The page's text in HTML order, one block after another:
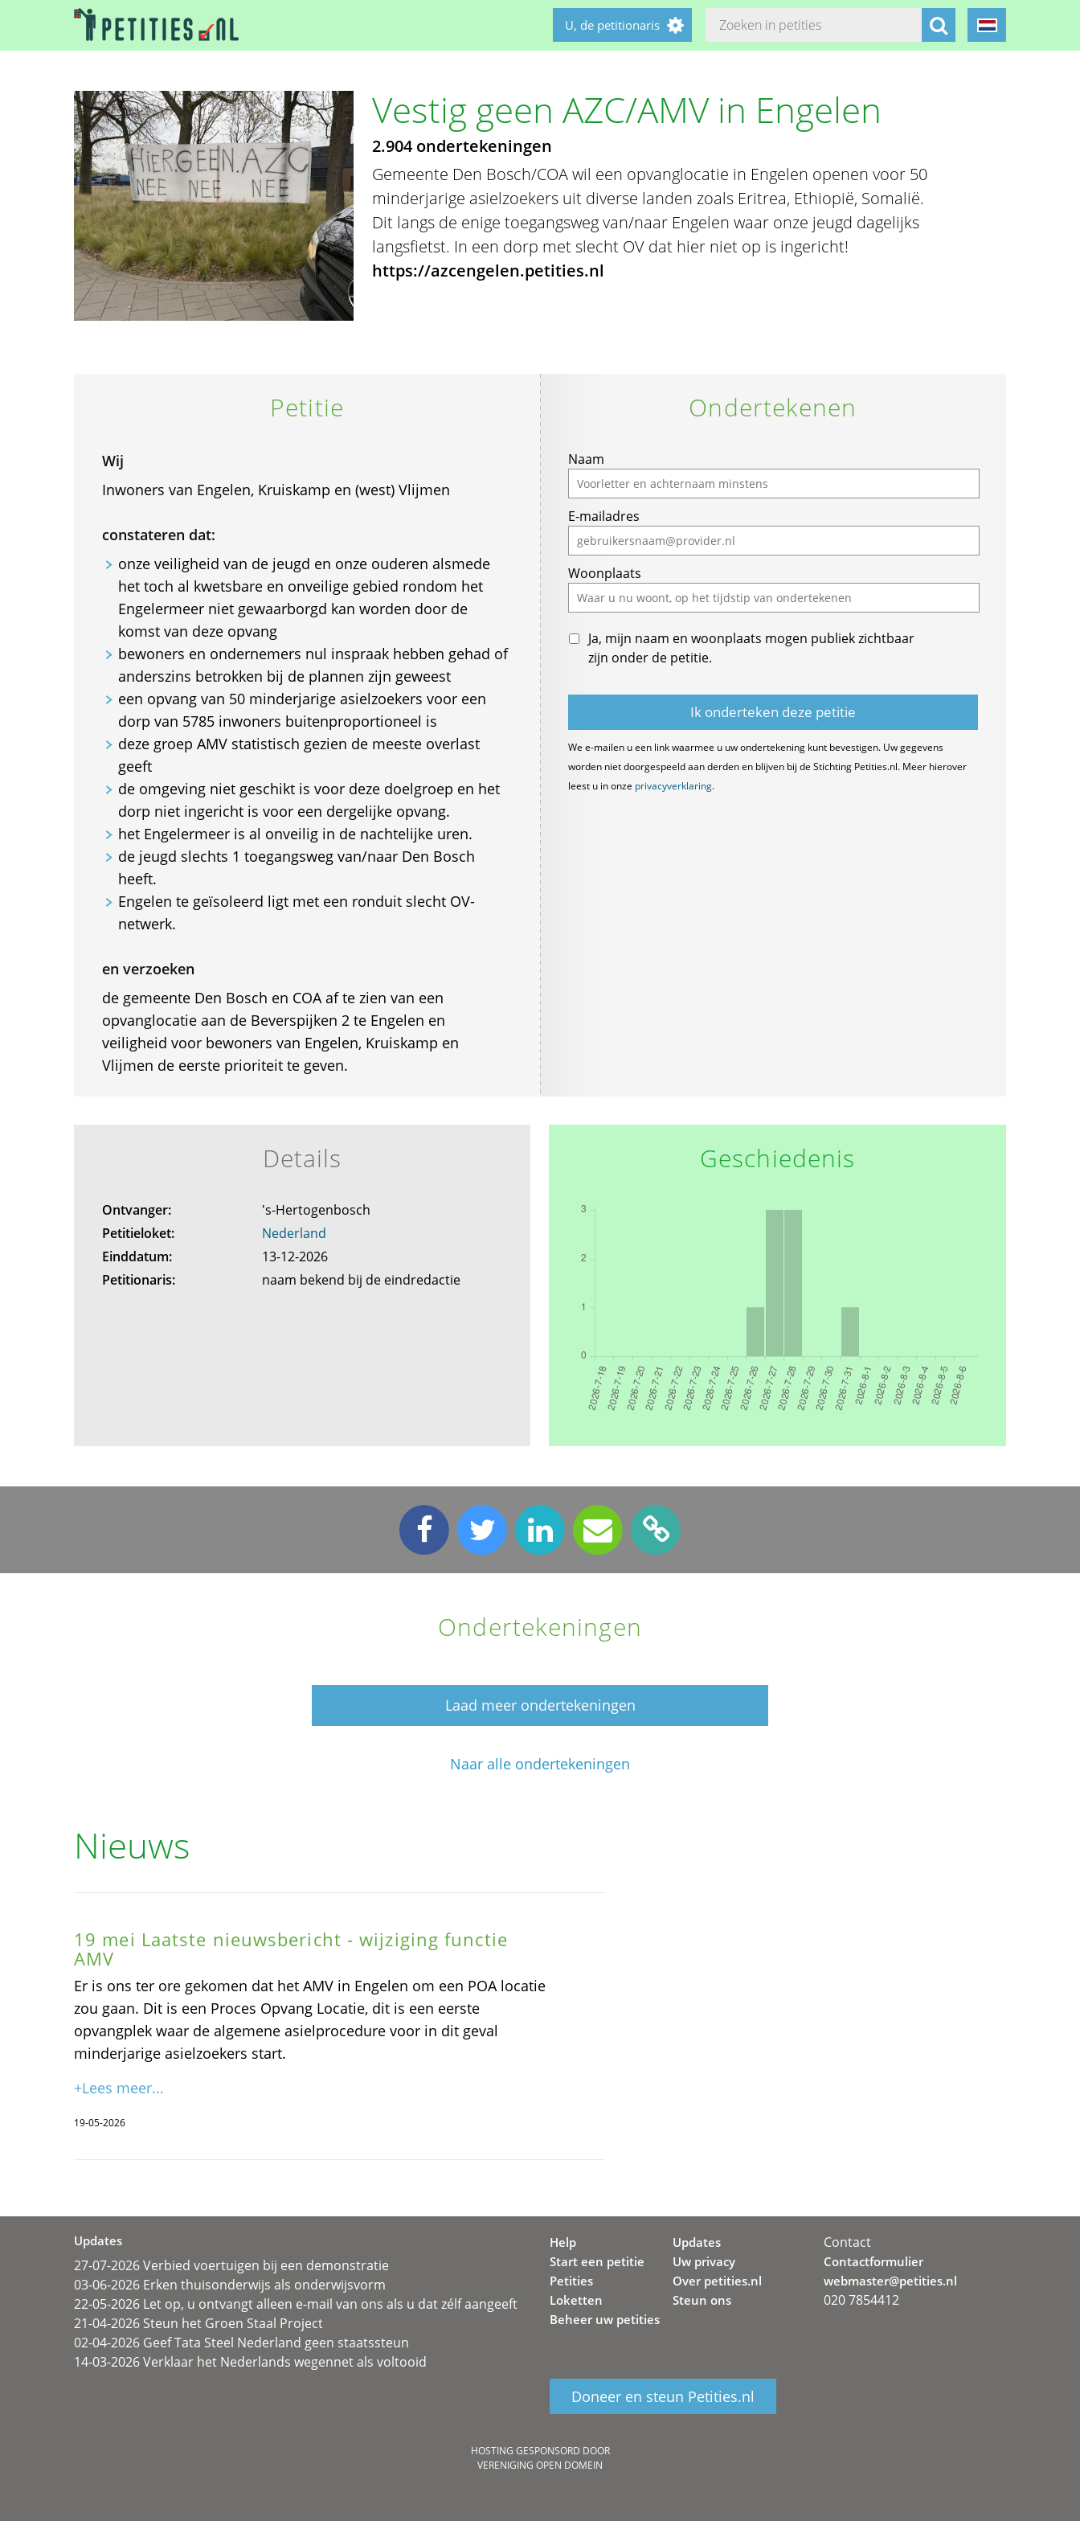
U, de petitionaris
Vestig geen AZC/AMV in Engelen
2.904 ondertekeningen
Gemeente Den Bosch/COA wil een opvanglocatie in Engelen openen voor 50
minderjarige asielzoekers uit diverse landen zoals Eritrea, Ethiopië, Somalië.
Dit langs de enige toegangsweg van/naar Engelen waar onze jeugd dagelijks
langsfietst. In een dorp met slecht OV dat hier niet op is ingericht!
https://azcengelen.petities.nl
Petitie
Wij
Inwoners van Engelen, Kruiskamp en (west) Vlijmen
constateren dat:
onze veiligheid van de jeugd en onze ouderen alsmede
het toch al kwetsbare en onveilige gebied rondom het
Engelermeer niet gewaarborgd kan worden door de
komst van deze opvang
bewoners en ondernemers nul inspraak hebben gehad of
anderszins betrokken bij de plannen zijn geweest
een opvang van 50 minderjarige asielzoekers voor een
dorp van 5785 inwoners buitenproportioneel is
deze groep AMV statistisch gezien de meeste overlast
geeft
de omgeving niet geschikt is voor deze doelgroep en het
dorp niet ingericht is voor een dergelijke opvang.
het Engelermeer is al onveilig in de nachtelijke uren.
de jeugd slechts 1 toegangsweg van/naar Den Bosch
heeft.
Engelen te geïsoleerd ligt met een ronduit slecht OV-
netwerk.
en verzoeken
de gemeente Den Bosch en COA af te zien van een
opvanglocatie aan de Beverspijken 2 te Engelen en
veiligheid voor bewoners van Engelen, Kruiskamp en
Vlijmen de eerste prioriteit te geven.
Ondertekenen
If
you
are
a
human,
ignore
this
field
Naam
E-mailadres
Woonplaats
Ja, mijn naam en woonplaats mogen publiek zichtbaar
zijn onder de petitie.
We e-mailen u een link waarmee u uw ondertekening kunt bevestigen. Uw gegevens
worden niet doorgespeeld aan derden en blijven bij de Stichting Petities.nl. Meer hierover
leest u in onze privacyverklaring.
Details
Ontvanger:
's-Hertogenbosch
Petitieloket:
Nederland
Einddatum:
13-12-2026
Petitionaris:
naam bekend bij de eindredactie
Geschiedenis
Ondertekeningen
Laad meer ondertekeningen
Naar alle ondertekeningen
Nieuws
19 mei Laatste nieuwsbericht - wijziging functie
AMV
Er is ons ter ore gekomen dat het AMV in Engelen om een POA locatie
zou gaan. Dit is een Proces Opvang Locatie, dit is een eerste
opvangplek waar de algemene asielprocedure voor in dit geval
minderjarige asielzoekers start.
+Lees meer...
19-05-2026
Updates
27-07-2026 Verbied voertuigen bij een demonstratie
03-06-2026 Erken thuisonderwijs als onderwijsvorm
22-05-2026 Let op, u ontvangt alleen e-mail van ons als u dat zélf aangeeft
21-04-2026 Steun het Groen Staal Project
02-04-2026 Geef Tata Steel Nederland geen staatssteun
14-03-2026 Verklaar het Nederlands wegennet als voltooid
Help
Start een petitie
Petities
Loketten
Beheer uw petities
Updates
Uw privacy
Over petities.nl
Steun ons
Doneer en steun Petities.nl
Contact
Contactformulier
webmaster@petities.nl
020 7854412
HOSTING GESPONSORD DOOR
VERENIGING OPEN DOMEIN